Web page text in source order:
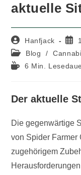
aktuelle
Beitrags-
Autor:
Hanfjack
Beitrags-
Kategorie:
Blog /
Lesedauer:
6 Min.
Der aktuelle
Die gegenwärtige
von Spider Farmer
zugehörigem